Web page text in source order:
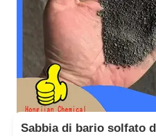
Sabbia di bario solfato